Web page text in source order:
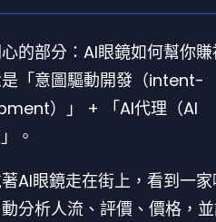
的部分：AI眼鏡如何幫你
「意圖驅動開發（intent-
）」 + 「AI代理（AI
。
AI眼鏡走在街上，看到一
分析人流、評價、價格，